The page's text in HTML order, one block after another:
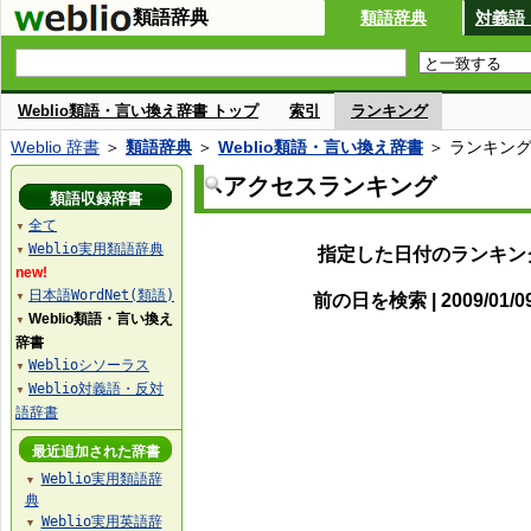
類語辞典 類語辞典 対義語
Weblio類語・言い換え辞書 トップ 索引 ランキング
Weblio 辞書 ＞ 類語辞典 ＞ Weblio類語・言い換え辞書 ＞ ランキング
アクセスランキング
指定した日付のランキ
前の日を検索 | 2009/01/
類語収録辞書
▼ 全て
▼ Weblio実用類語辞典
new!
▼ 日本語WordNet(類語)
▼ Weblio類語・言い換え
辞書
▼ Weblioシソーラス
▼ Weblio対義語・反対
語辞書
最近追加された辞書
▼
Weblio実用類語辞
典
▼ Weblio実用英語辞